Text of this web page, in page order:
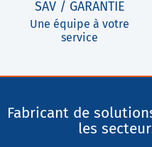
SAV / GARANTIE
Une équipe à votre
service
Fabricant de
les